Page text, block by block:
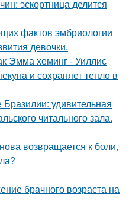
эскортница делится
фактов эмбриологии
девочки.
Эмма хеминг - Уиллис
и сохраняет тепло в
удивительная
читального зала.
возвращается к боли,
брачного возраста на